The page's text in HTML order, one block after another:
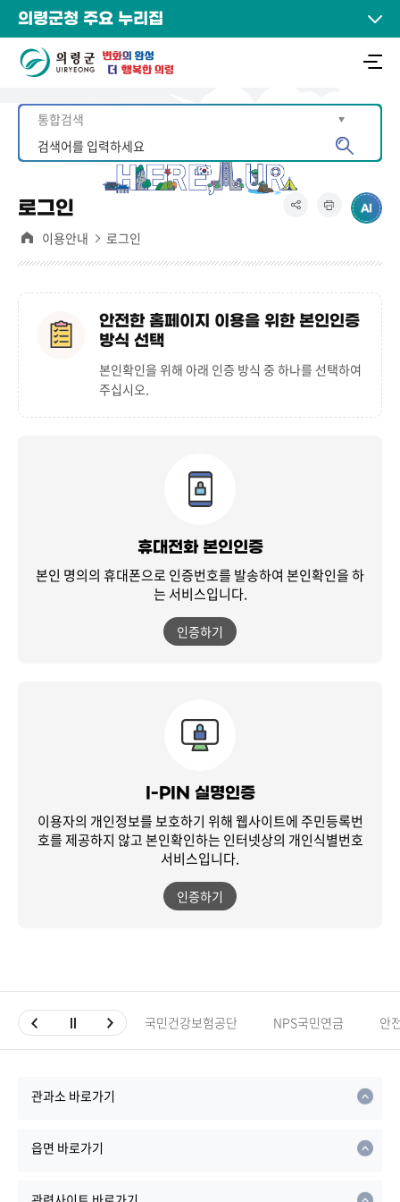
의령군청 주요 누리집
로그인
이용안내 로그인
안전한 홈페이지 이용을 위한 본인인증
방식 선택
본인확인을 위해 아래 인증 방식 중 하나를 선택하여
주십시오.
휴대전화 본인인증
본인 명의의 휴대폰으로 인증번호를 발송하여 본인확인을 하
는 서비스입니다.
인증하기
I-PIN 실명인증
이용자의 개인정보를 보호하기 위해 웹사이트에 주민등록번
호를 제공하지 않고본인확인하는 인터넷상의 개인식별번호
서비스입니다.
인증하기
국민건강보험공단 NPS국민연금 안
관과소 바로가기
읍면 바로가기